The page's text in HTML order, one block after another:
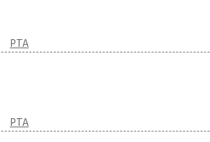
PTA
PTA